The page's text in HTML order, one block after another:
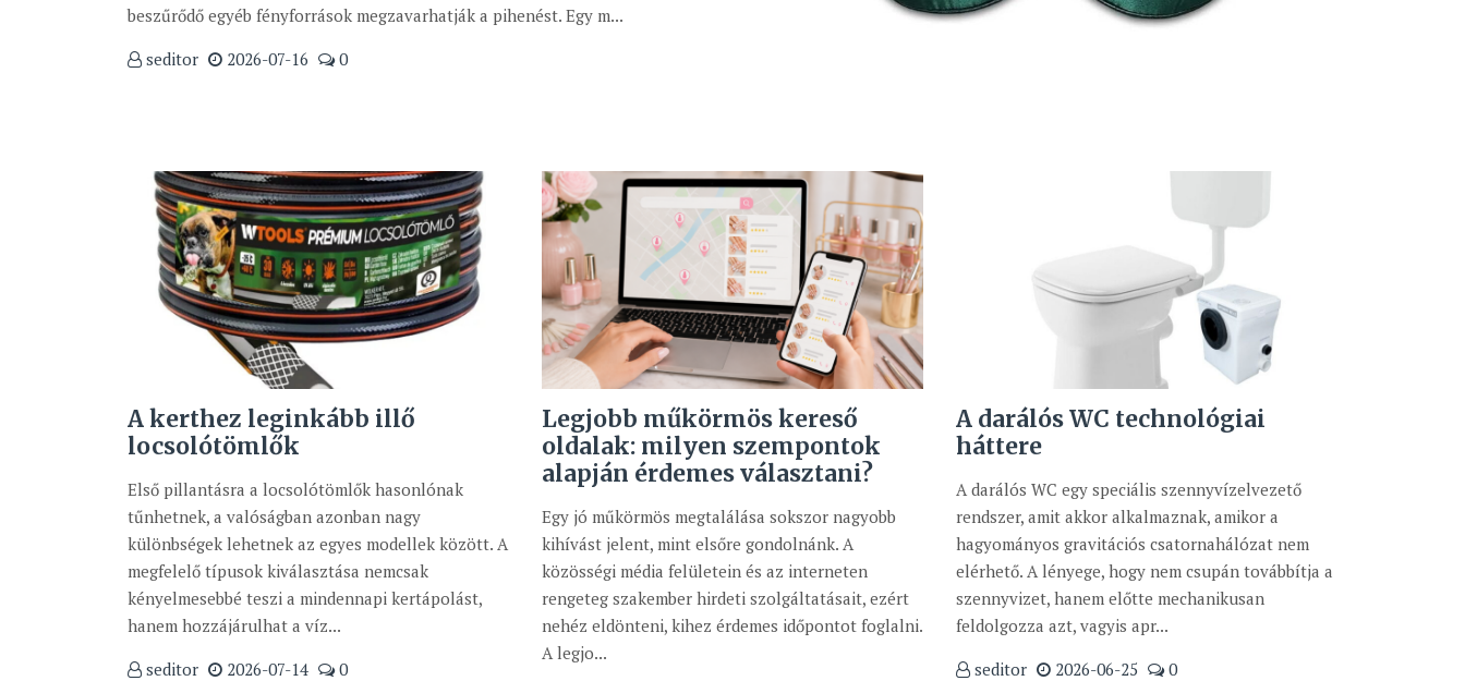
beszűrődő egyéb fényforrások megzavarhatják a pihenést. Egy m...
seditor
2026-07-16 0
A kerthez leginkább illő
locsolótömlők
Első pillantásra a locsolótömlők hasonlónak
tűnhetnek, a valóságban azonban nagy
különbségek lehetnek az egyes modellek között. A
megfelelő típusok kiválasztása nemcsak
kényelmesebbé teszi a mindennapi kertápolást,
hanem hozzájárulhat a víz...
seditor
2026-07-14 0
Legjobb műkörmös kereső
oldalak: milyen szempontok
alapján érdemes választani?
Egy jó műkörmös megtalálása sokszor nagyobb
kihívást jelent, mint elsőre gondolnánk. A
közösségi média felületein és az interneten
rengeteg szakember hirdeti szolgáltatásait, ezért
nehéz eldönteni, kihez érdemes időpontot foglalni.
A legjo...
A darálós WC technológiai
háttere
A darálós WC egy speciális szennyvízelvezető
rendszer, amit akkor alkalmaznak, amikor a
hagyományos gravitációs csatornahálózat nem
elérhető. A lényege, hogy nem csupán továbbítja a
szennyvizet, hanem előtte mechanikusan
feldolgozza azt, vagyis apr...
seditor
2026-06-25 0